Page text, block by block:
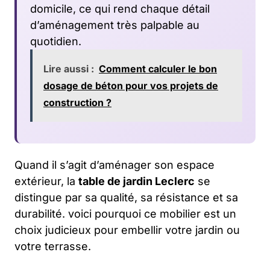
domicile, ce qui rend chaque détail
d’aménagement très palpable au
quotidien.
Lire aussi : Comment calculer le bon
dosage de béton pour vos projets de
construction ?
Quand il s’agit d’aménager son espace
extérieur, la table de jardin Leclerc se
distingue par sa qualité, sa résistance et sa
durabilité. voici pourquoi ce mobilier est un
choix judicieux pour embellir votre jardin ou
votre terrasse.